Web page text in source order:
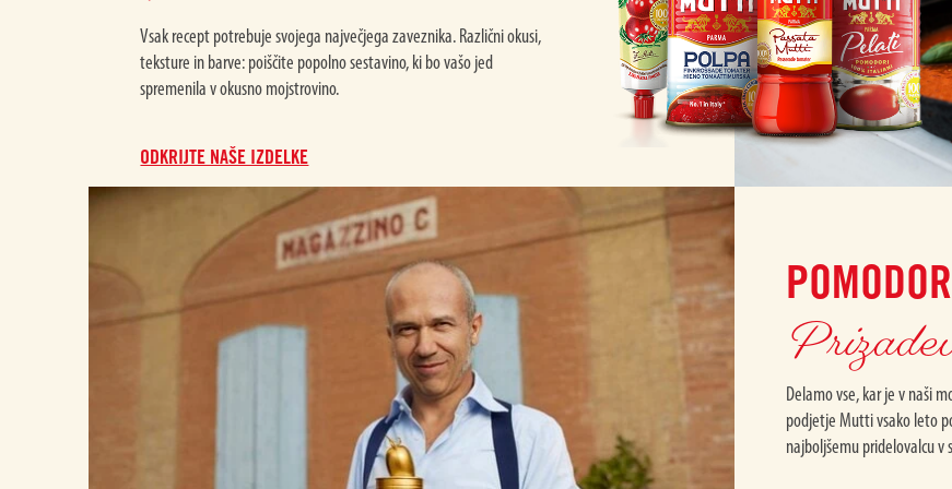
Vsak recept potrebuje svojega največjega zaveznika. Različni okusi,
teksture in barve: poiščite popolno sestavino, ki bo vašo jed
spremenila v okusno mojstrovino.
ODKRIJTE NAŠE IZDELKE
Delamo vse, kar je v naši
podjetje Mutti vsako leto
najboljšemu pridelovalcu